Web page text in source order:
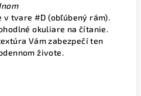
v tvare #D (obľúbený rám).
okuliare na čítanie.
Vám zabezpečí ten
živote.